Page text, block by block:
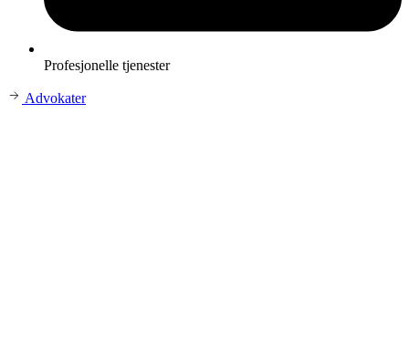
Profesjonelle tjenester
Advokater